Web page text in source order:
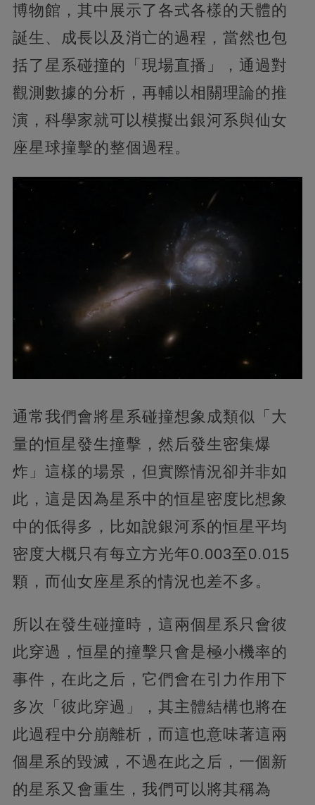
博物館，其中展示了各式各樣的天體的
誕生、成長以及消亡的過程，當然也包
括了星系碰撞的「現場直播」，通過對
觀測數據的分析，再輔以相關理論的推
演，科學家就可以模擬出銀河系與仙女
座星球撞擊的整個過程。
通常我們會將星系碰撞想象成類似「大
量的恒星發生撞擊，然后發生密集爆
炸」這樣的場景，但實際情況卻并非如
此，這是因為星系中的恒星密度比想象
中的低得多，比如說銀河系的恒星平均
密度大概只有每立方光年0.003至0.015
顆，而仙女座星系的情況也差不多。
所以在發生碰撞時，這兩個星系只會彼
此穿過，恒星的撞擊只會是極小機率的
事件，在此之后，它們會在引力作用下
多次「彼此穿過」，其主體結構也將在
此過程中分崩離析，而這也意味著這兩
個星系的毀滅，不過在此之后，一個新
的星系又會重生，我們可以將其稱為